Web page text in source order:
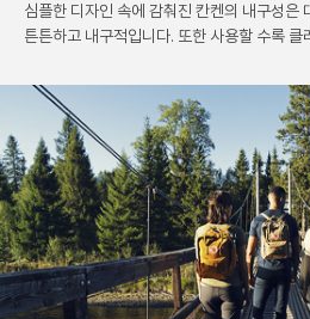
심플한 디자인 속에 감춰진 칸켄의 내구성은
튼튼하고 내구적입니다. 또한 사용할 수록 클